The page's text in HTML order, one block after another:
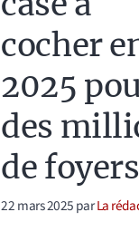
cocher
2025
des
de foyers
22 mars 2025parLa